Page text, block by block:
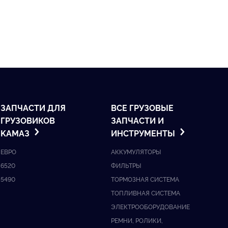
ЗАПЧАСТИ ДЛЯ
ГРУЗОВИКОВ
KАМАЗ
ЕВРО
6520
5490
ВСЕ ГРУЗОВЫЕ
ЗАПЧАСТИ И
ИНСТРУМЕНТЫ
АККУМУЛЯТОРЫ
ФИЛЬТРЫ
ТОРМОЗНАЯ СИСТЕМА
ТОПЛИВНАЯ СИСТЕМА
ЭЛЕКТРООБОРУДОВАНИЕ
РЕМНИ, РОЛИКИ,